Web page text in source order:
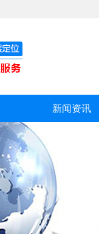
新闻资讯